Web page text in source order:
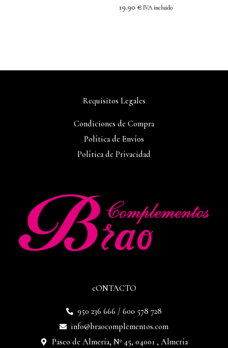
19.90 € IVA incluido
cONTACTO
950 236 666 / 600 578 728
info@braocomplementos.com
Paseo de Almería, Nº 45, 04001 , Almería
Requisitos Legales
Condiciones de Compra
Política de Envíos
Política de Privacidad